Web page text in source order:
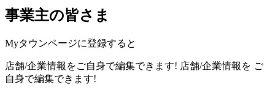
事業主の皆さま
Myタウンページに登録すると
店舗/企業情報をご自身で編集できます! 店舗/企業情報を ご
自身で編集できます!